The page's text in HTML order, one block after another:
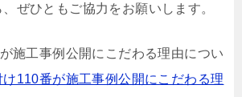
ぜひともご協力をお願いします。
施工事例公開にこだわる理由につい
け110番が施工事例公開にこだわる理